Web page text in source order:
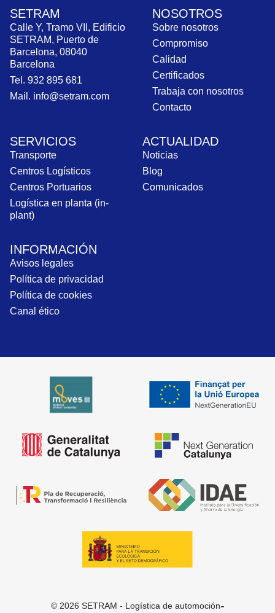
SETRAM
Calle Y, Tramo VII, Edificio
SETRAM, Puerto de
Barcelona, 08040
Barcelona
Tel. 932 895 681
Mail. info@setram.com
NOSOTROS
Sobre nosotros
Compromiso
Calidad
Certificados
Trabaja con nosotros
Contacto
SERVICIOS
Transporte
Centros Logísticos
Centros Portuarios
Logística en planta (in-
plant)
ACTUALIDAD
Noticias
Blog
Comunicados
INFORMACIÓN
Avisos legales
Política de privacidad
Política de cookies
Canal ético
© 2026 SETRAM - Logística de automoción-